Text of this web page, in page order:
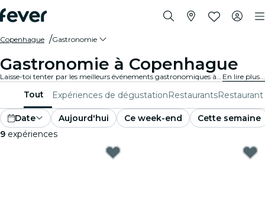
Copenhague Gastronomie
Gastronomie à Copenhague
Laisse-toi tenter par les meilleurs événements gastronomiques à Copenhague. Explore des expériences alléchantes pour tous les goûts. En lire plus...
Tout Expériences de dégustationRestaurants
Date Aujourd'hui Ce week-end
Cette semaine
9 expériences